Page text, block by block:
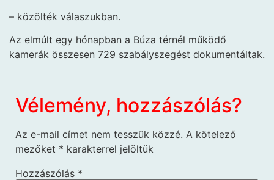
– közölték válaszukban.
Az elmúlt egy hónapban a Búza térnél működő
kamerák összesen 729 szabályszegést dokumentáltak.
Vélemény, hozzászólás?
Az e-mail címet nem tesszük közzé. A kötelező
mezőket * karakterrel jelöltük
Hozzászólás *